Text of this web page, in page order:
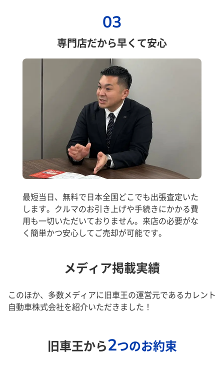
03
専門店だから早くて安心
最短当日、無料で日本全国どこでも出張査定いた
します。クルマのお引き上げや手続きにかかる費
用も一切いただいておりません。来店の必要がな
く簡単かつ安心してご売却が可能です。
メディア掲載実績
このほか、多数メディアに旧車王の運営元であるカレント
自動車株式会社を紹介いただきました！
旧車王から2つのお約束